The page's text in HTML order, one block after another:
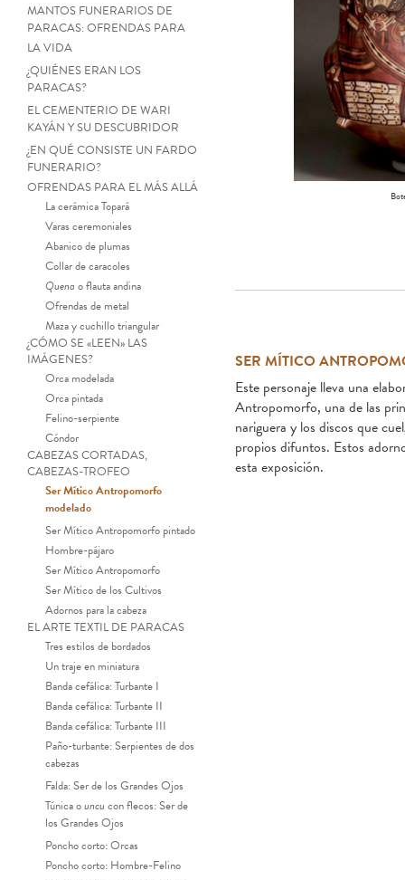
MANTOS FUNERARIOS DE
PARACAS: OFRENDAS PARA
LA VIDA
¿QUIÉNES ERAN LOS
PARACAS?
EL CEMENTERIO DE WARI
KAYÁN Y SU DESCUBRIDOR
¿EN QUÉ CONSISTE UN FARDO
FUNERARIO?
OFRENDAS PARA EL MÁS ALLÁ
La cerámica Topará
Varas ceremoniales
Abanico de plumas
Collar de caracoles
Quena o flauta andina
Ofrendas de metal
Maza y cuchillo triangular
¿CÓMO SE «LEEN» LAS
IMÁGENES?
Orca modelada
Orca pintada
Felino-serpiente
Cóndor
CABEZAS CORTADAS,
CABEZAS-TROFEO
Ser Mítico Antropomorfo
modelado
Ser Mítico Antropomorfo pintado
Hombre-pájaro
Ser Mítico Antropomorfo
Ser Mítico de los Cultivos
Adornos para la cabeza
EL ARTE TEXTIL DE PARACAS
Tres estilos de bordados
Un traje en miniatura
Banda cefálica: Turbante I
Banda cefálica: Turbante II
Banda cefálica: Turbante III
Paño-turbante: Serpientes de dos
cabezas
Falda: Ser de los Grandes Ojos
Túnica ouncu con flecos: Ser de
los Grandes Ojos
Poncho corto: Orcas
Poncho corto: Hombre-Felino
SER MÍTICO
Este personaje lleva una
Antropomorfo, una de las
nariguera y los discos que
propios difuntos. Estos
esta exposición.